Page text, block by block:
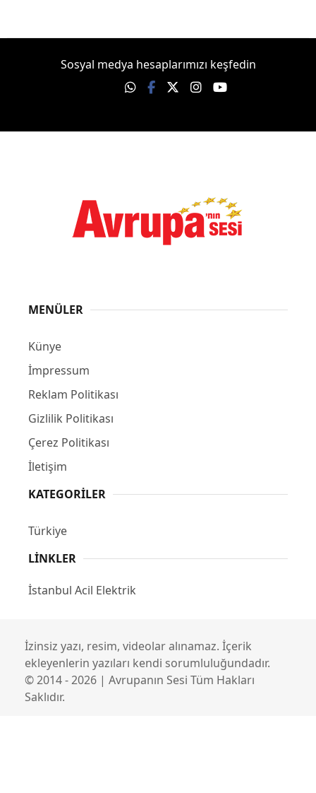
Sosyal medya hesaplarımızı keşfedin
MENÜLER
Künye
İmpressum
Reklam Politikası
Gizlilik Politikası
Çerez Politikası
İletişim
KATEGORILER
Türkiye
LINKLER
İstanbul Acil Elektrik
İzinsiz yazı, resim, videolar alınamaz. İçerik
ekleyenlerin yazıları kendi sorumluluğundadır.
© 2014 - 2026 | Avrupanın Sesi Tüm Hakları
Saklıdır.